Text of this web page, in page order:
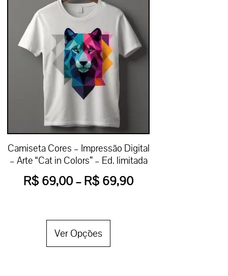
Camiseta Cores – Impressão Digital
– Arte “Cat in Colors” – Ed. limitada
R$ 69,00–R$ 69,90
Ver Opções